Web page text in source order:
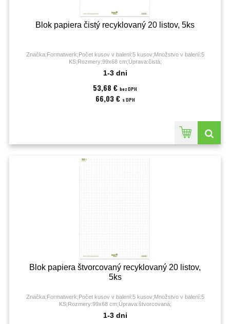
Blok papiera čistý recyklovaný 20 listov, 5ks
Značka:Formatwerk;Počet kusov v balení:5 kusov;Množstvo v balení:5
KS;Rozmery:99x68 cm;Úprava:čistá;
1-3 dni
53,68 € bez DPH
66,03 € s DPH
Blok papiera štvorcovaný recyklovaný 20 listov,
5ks
Značka:Formatwerk;Počet kusov v balení:5 kusov;Množstvo v balení:5
KS;Rozmery:99x68 cm;Úprava:štvorcovaná;
1-3 dni